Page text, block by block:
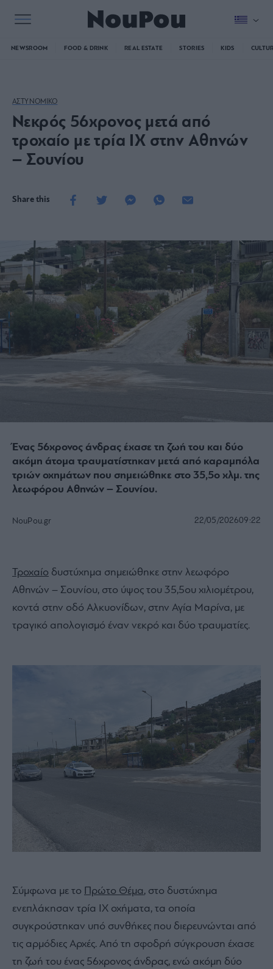
NEWSROOM FOOD & DRINK REAL ESTATE STORIES KIDS
ΑΣΤΥΝΟΜΙΚΟ
Νεκρός 56χρονος μετά από
τροχαίο με τρία ΙΧ στην Αθηνών
– Σουνίου
Share this
Ένας 56χρονος άνδρας έχασε τη ζωή του και δύο
ακόμη άτομα τραυματίστηκαν μετά από καραμπόλα
τριών οχημάτων που σημειώθηκε στο 35,5ο χλμ. της
λεωφόρου Αθηνών – Σουνίου.
NouPou.gr 22/05/202609:22
Τροχαίο δυστύχημα σημειώθηκε στην λεωφόρο
Αθηνών – Σουνίου, στο ύψος του 35,5ου χιλιομέτρου,
κοντά στην οδό Αλκυονίδων, στην Αγία Μαρίνα, με
τραγικό απολογισμό έναν νεκρό και δύο τραυματίες.
Σύμφωνα με το Πρώτο Θέμα, στο δυστύχημα
ενεπλάκησαν τρία ΙΧ οχήματα, τα οποία
συγκρούστηκαν υπό συνθήκες που διερευνώνται από
τις αρμόδιες Αρχές. Από τη σφοδρή σύγκρουση έχασε
τη ζωή του ένας 56χρονος άνδρας, ενώ ακόμη δύο